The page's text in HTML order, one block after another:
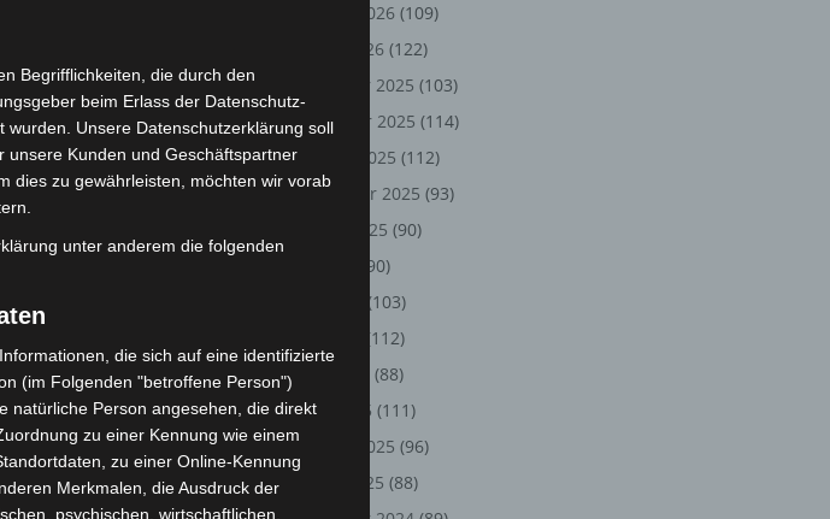
stirbt bei Bagger-
Baustelle
Polizei stoppt 166
bei
Februar 2026 (109)
Januar 2026 (122)
Dezember 2025 (103)
November 2025 (114)
Oktober 2025 (112)
September 2025 (93)
August 2025 (90)
(90)
(103)
(112)
April 2025
(88)
März 2025 (111)
Februar 2025 (96)
Januar 2025 (88)
Begrifflichkeiten, die durch den
beim Erlass der Datenschutz-
Unsere Datenschutzerklärung soll
unsere Kunden und Geschäftspartner
dies zu gewährleisten, möchten wir vorab
unter anderem die folgenden
die sich auf eine identifizierte
(im Folgenden "betroffene Person")
natürliche Person angesehen, die direkt
zu einer Kennung wie einem
zu einer Online-Kennung
Merkmalen, die Ausdruck der
psychischen, wirtschaftlichen,